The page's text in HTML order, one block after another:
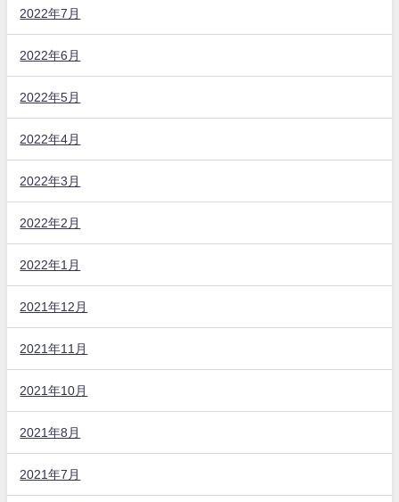
2022年7月
2022年6月
2022年5月
2022年4月
2022年3月
2022年2月
2022年1月
2021年12月
2021年11月
2021年10月
2021年8月
2021年7月